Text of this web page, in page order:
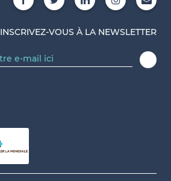
INSCRIVEZ-VOUS À LA NEWSLETTER